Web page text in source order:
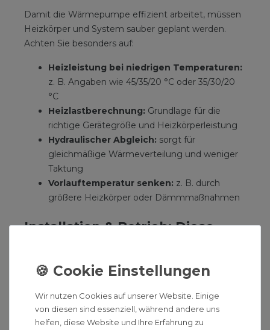
Damit die Wärmepumpe effizient arbeitet, müssen
Heizkörper und System sauber geplant werden.
Achten Sie besonders auf:
Heizleistung bei niedrigen Temperaturen:
z. B. Angaben wie 45/35/20 °C oder 35/30/20
°C
Heizlastberechnung: Grundlage für die
richtige Gerätegröße und Heizkörperleistung
Hydraulischer Abgleich: sorgt für
gleichmäßige Wärmeverteilung und weniger
Taktung
Vorlauftemperatur senken: z. B. durch
größere Heizkörper oder Dämmmaßnahmen
Installation & Betrieb: Diese
berechnen
lassen
Heizkurve korrekt einstellen (möglichst flach)
Hydraulikoptimieren (Abgleich, Durchfluss,
Wir nutzen Cookies auf unserer Website. Einige
von diesen sind essenziell, während andere uns
helfen, diese Website und Ihre Erfahrung zu